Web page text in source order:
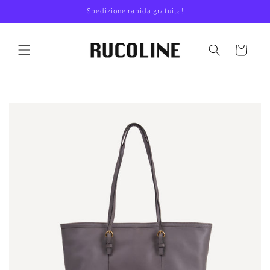
ai contenuti
Spedizione rapida gratuita!
Carrello